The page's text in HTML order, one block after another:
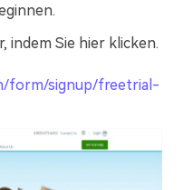
indem Sie hier klicken.
form/signup/freetrial-